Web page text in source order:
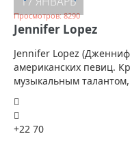
Просмотров: 8290
Jennifer Lopez
Jennifer Lopez
американских певиц.
музыкальным
+22 70